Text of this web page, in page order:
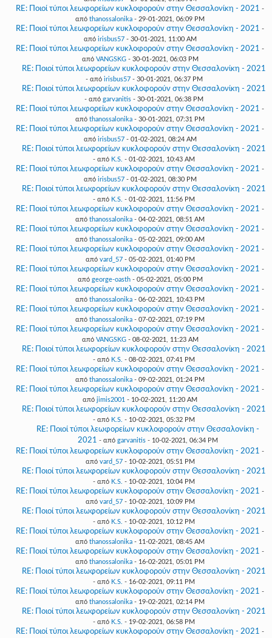
RE: Ποιοί τύποι λεωφορείων κυκλοφορούν στην Θεσσαλονίκη - 2021 -
από thanossalonika - 29-01-2021, 06:09 PM
RE: Ποιοί τύποι λεωφορείων κυκλοφορούν στην Θεσσαλονίκη - 2021 -
από irisbus57- 30-01-2021, 11:00 AM
RE: Ποιοί τύποι λεωφορείων κυκλοφορούν στην Θεσσαλονίκη - 2021 -
από VANGSKG- 30-01-2021, 06:03 PM
RE: Ποιοί τύποι λεωφορείων κυκλοφορούν στην Θεσσαλονίκη - 2021
- από irisbus57- 30-01-2021, 06:37 PM
RE: Ποιοί τύποι λεωφορείων κυκλοφορούν στην Θεσσαλονίκη - 2021
- από garvanitis - 30-01-2021, 06:38 PM
RE: Ποιοί τύποι λεωφορείων κυκλοφορούν στην Θεσσαλονίκη - 2021 -
από thanossalonika - 30-01-2021, 07:31 PM
RE: Ποιοί τύποι λεωφορείων κυκλοφορούν στην Θεσσαλονίκη - 2021 -
από irisbus57- 01-02-2021, 08:24 AM
RE: Ποιοί τύποι λεωφορείων κυκλοφορούν στην Θεσσαλονίκη - 2021
- από K.S. - 01-02-2021, 10:43 AM
RE: Ποιοί τύποι λεωφορείων κυκλοφορούν στην Θεσσαλονίκη - 2021 -
από irisbus57- 01-02-2021, 08:30 PM
RE: Ποιοί τύποι λεωφορείων κυκλοφορούν στην Θεσσαλονίκη - 2021
- από K.S. - 01-02-2021, 11:56 PM
RE: Ποιοί τύποι λεωφορείων κυκλοφορούν στην Θεσσαλονίκη - 2021 -
από thanossalonika - 04-02-2021, 08:51 AM
RE: Ποιοί τύποι λεωφορείων κυκλοφορούν στην Θεσσαλονίκη - 2021 -
από thanossalonika - 05-02-2021, 09:00 AM
RE: Ποιοί τύποι λεωφορείων κυκλοφορούν στην Θεσσαλονίκη - 2021 -
από vard_57- 05-02-2021, 01:40 PM
RE: Ποιοί τύποι λεωφορείων κυκλοφορούν στην Θεσσαλονίκη - 2021 -
από george-oasth- 05-02-2021, 05:00 PM
RE: Ποιοί τύποι λεωφορείων κυκλοφορούν στην Θεσσαλονίκη - 2021 -
από thanossalonika - 06-02-2021, 10:43 PM
RE: Ποιοί τύποι λεωφορείων κυκλοφορούν στην Θεσσαλονίκη - 2021 -
από thanossalonika - 07-02-2021, 07:19 PM
RE: Ποιοί τύποι λεωφορείων κυκλοφορούν στην Θεσσαλονίκη - 2021 -
από VANGSKG- 08-02-2021, 11:23 AM
RE: Ποιοί τύποι λεωφορείων κυκλοφορούν στην Θεσσαλονίκη - 2021
- από K.S. - 08-02-2021, 07:41 PM
RE: Ποιοί τύποι λεωφορείων κυκλοφορούν στην Θεσσαλονίκη - 2021 -
από thanossalonika - 09-02-2021, 01:24 PM
RE: Ποιοί τύποι λεωφορείων κυκλοφορούν στην Θεσσαλονίκη - 2021 -
από jimis2001 - 10-02-2021, 11:20 AM
RE: Ποιοί τύποι λεωφορείων κυκλοφορούν στην Θεσσαλονίκη - 2021
- από K.S. - 10-02-2021, 05:32 PM
RE: Ποιοί τύποι λεωφορείων κυκλοφορούν στην Θεσσαλονίκη -
2021 - από garvanitis - 10-02-2021, 06:34 PM
RE: Ποιοί τύποι λεωφορείων κυκλοφορούν στην Θεσσαλονίκη - 2021 -
από vard_57- 10-02-2021, 05:51 PM
RE: Ποιοί τύποι λεωφορείων κυκλοφορούν στην Θεσσαλονίκη - 2021
- από K.S. - 10-02-2021, 10:04 PM
RE: Ποιοί τύποι λεωφορείων κυκλοφορούν στην Θεσσαλονίκη - 2021 -
από vard_57- 10-02-2021, 10:09 PM
RE: Ποιοί τύποι λεωφορείων κυκλοφορούν στην Θεσσαλονίκη - 2021
- από K.S. - 10-02-2021, 10:12 PM
RE: Ποιοί τύποι λεωφορείων κυκλοφορούν στην Θεσσαλονίκη - 2021 -
από thanossalonika - 11-02-2021, 08:45 AM
RE: Ποιοί τύποι λεωφορείων κυκλοφορούν στην Θεσσαλονίκη - 2021 -
από thanossalonika - 16-02-2021, 05:01 PM
RE: Ποιοί τύποι λεωφορείων κυκλοφορούν στην Θεσσαλονίκη - 2021
- από K.S. - 16-02-2021, 09:11 PM
RE: Ποιοί τύποι λεωφορείων κυκλοφορούν στην Θεσσαλονίκη - 2021 -
από thanossalonika - 19-02-2021, 02:14 PM
RE: Ποιοί τύποι λεωφορείων κυκλοφορούν στην Θεσσαλονίκη - 2021
- από K.S. - 19-02-2021, 06:58 PM
RE: Ποιοί τύποι λεωφορείων κυκλοφορούν στην Θεσσαλονίκη - 2021 -